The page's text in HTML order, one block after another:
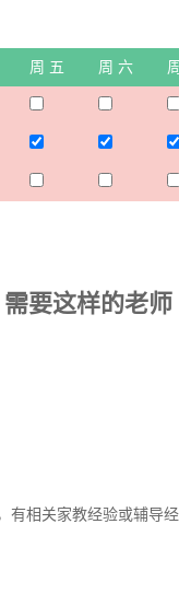
周 五 周 六
需要这样的老师
有相关家教经验或辅导